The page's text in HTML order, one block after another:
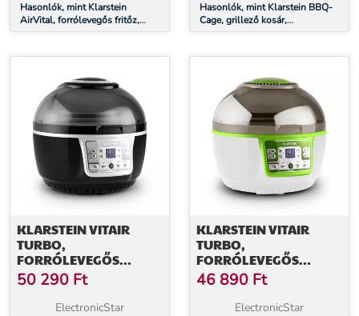
FEKETE
Hasonlók, mint Klarstein
AirVital, forrólevegős fritőz,
1300 W, 2,5 l, CeraPlus
érintésvezérlés, fekete
Hasonlók, mint Klarstein BBQ-
Cage, grillező kosár,
rozsdamentes cél, kiegészítő,
KLARSTEIN VITAIR
TURBO,
FORRÓLEVEGŐS
FRITŐZ, 1400 W, 9 L,
SZÜRKE-FEKETE
50 290 Ft
ElectronicStar
KLARSTEIN VITAIR
TURBO,
FORRÓLEVEGŐS
FRITŐZ, 1400 W, 9 L,
ZÖLD-FEHÉR
46 890 Ft
ElectronicStar